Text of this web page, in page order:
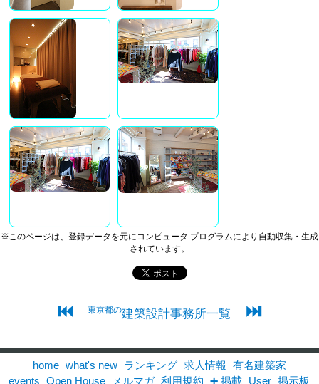
※このページは、登録データを元にコンピュータ プログラムにより自動収集・生成
されています。
⏮ 東京都の建築設計事務所一覧 ⏭
home what's new ランキング 求人情報 有名建築家
events
Open House メルマガ 利用規約 ➕ 掲載 User 掲示板